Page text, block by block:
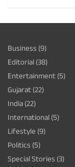
Business (9)
Editorial(38)
Entertainment(5)
Gujarat(22)
India(22)
International(5)
Lifestyle (9)
Politics (5)
Special Stories (3)